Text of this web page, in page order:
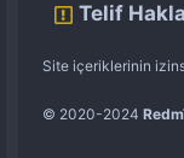
Telif
Site içeriklerinin
© 2020-2024